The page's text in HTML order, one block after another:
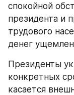
спокойной
президента и
трудового
денег
Президенты
конкретных
касается